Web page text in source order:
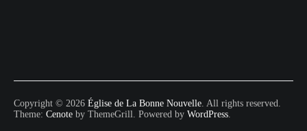
Copyright © 2026 Église de La Bonne Nouvelle. All rights reserved.
Theme: Cenote by ThemeGrill. Powered by WordPress.